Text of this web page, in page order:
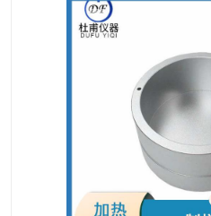
高温循环油浴锅母